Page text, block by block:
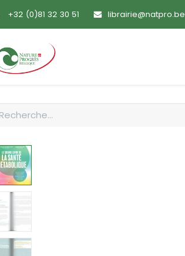
+32 (0)81 32 30 51 librairie@natpro.be